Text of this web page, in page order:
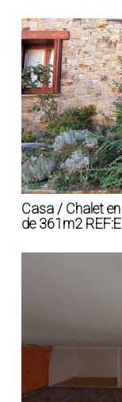
Casa / Chalet
de 361m2